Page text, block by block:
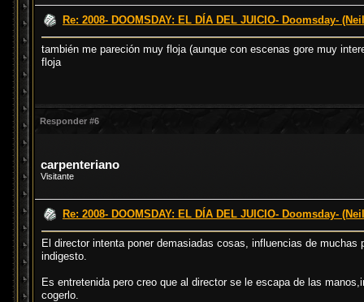
Re: 2008- DOOMSDAY: EL DÍA DEL JUICIO- Doomsday-
también me pareción muy floja (aunque con escenas gore muy
floja
Responder #6
carpenteriano
Visitante
Re: 2008- DOOMSDAY: EL DÍA DEL JUICIO- Doomsday-
El director intenta poner demasiadas cosas, influencias de
indigesto.
Es entretenida pero creo que al director se le escapa de las
cogerlo.